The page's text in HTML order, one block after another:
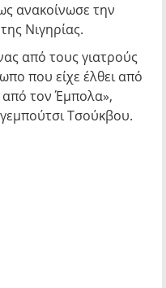
ανακοίνωσε την
Νιγηρίας.
από τους γιατρούς
που είχε έλθει από
από τον Έμπολα»,
Τσούκβου.